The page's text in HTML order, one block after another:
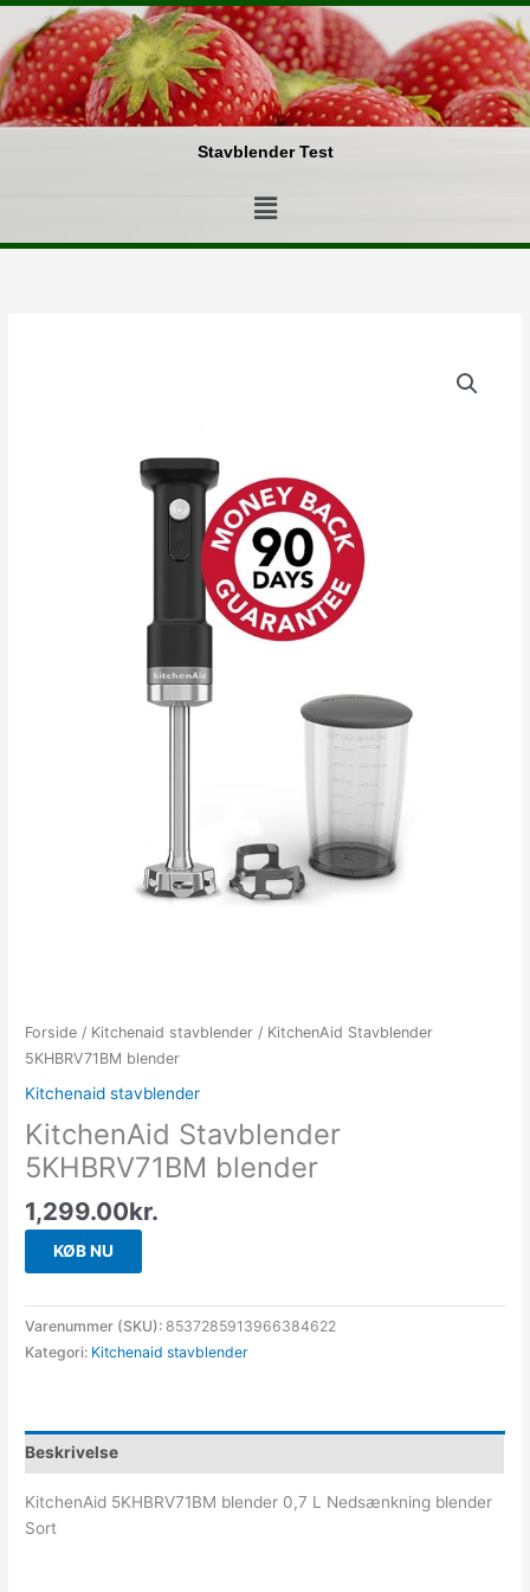
Gå
indholdet
Stavblender Test
Menu
Forside / Kitchenaid stavblender / KitchenAid Stavblender
5KHBRV71BM blender
Kitchenaid stavblender
KitchenAid Stavblender
5KHBRV71BM blender
1,299.00kr.
KØB NU
Varenummer (SKU):8537285913966384622
Kategori: Kitchenaid stavblender
Beskrivelse
KitchenAid 5KHBRV71BM blender 0,7 L Nedsænkning blender
Sort